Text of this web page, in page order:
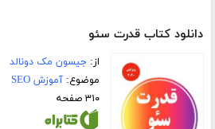
دانلود کتاب قدرت سئو
از:جیسون مک دونالد
موضوع:آموزش SEO
۳۱۰ صفحه